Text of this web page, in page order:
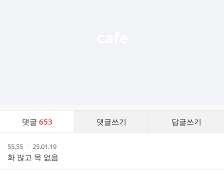
댓글 653 댓글쓰기 답글쓰기
스
작
성
자
55.55
작
성
시
간
25.01.19
화 많고 목 없음